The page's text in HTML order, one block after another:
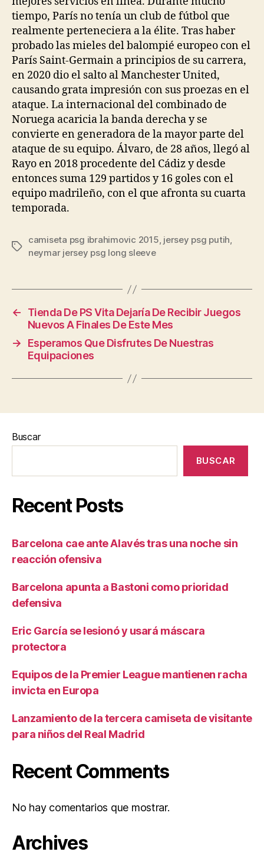
tiempo, París no tenía un club de fútbol que
realmente perteneciera a la élite. Tras haber
probado las mieles del balompié europeo con el
París Saint-Germain a principios de su carrera,
en 2020 dio el salto al Manchester United,
causando grata impresión con sus proezas en el
ataque. La internacional del combinado de
Noruega acaricia la banda derecha y se
convierte en generadora de la mayor parte del
ataque de su equipo. Álvaro, de 28 años, llegó al
Rayo en 2018 procedente del Cádiz y desde
entonces suma 129 partidos y 16 goles con el
equipo madrileño, con el que afronta su cuarta
temporada.
Etiquetas
camiseta psg ibrahimovic 2015, jersey psg putih,
neymar jersey psg long sleeve
←
Tienda De PS Vita Dejaría De Recibir Juegos
Nuevos A Finales De Este Mes
→
Esperamos Que Disfrutes De Nuestras
Equipaciones
Buscar
BUSCAR
Recent Posts
Barcelona cae ante Alavés tras una noche sin
reacción ofensiva
Barcelona apunta a Bastoni como prioridad
defensiva
Eric García se lesionó y usará máscara
protectora
Equipos de la Premier League mantienen racha
invicta en Europa
Lanzamiento de la tercera camiseta de visitante
para niños del Real Madrid
Recent Comments
No hay comentarios que mostrar.
Archives